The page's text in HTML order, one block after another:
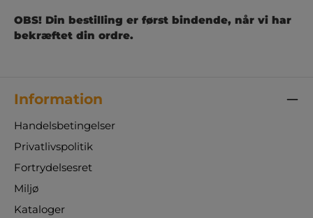
OBS! Din bestilling er først bindende, når vi har
bekræftet din ordre.
Information
Handelsbetingelser
Privatlivspolitik
Fortrydelsesret
Miljø
Kataloger